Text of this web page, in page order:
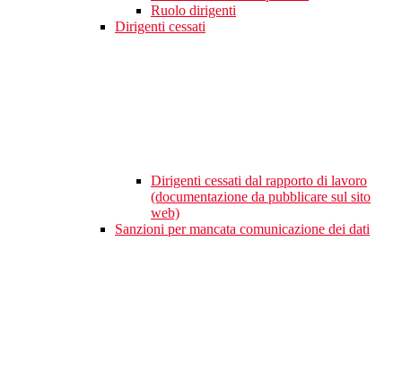
Ruolo dirigenti
Dirigenti cessati
Dirigenti cessati dal rapporto di lavoro
(documentazione da pubblicare sul sito
web)
Sanzioni per mancata comunicazione dei dati